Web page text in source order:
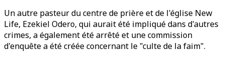
Un autre pasteur du centre de prière et de l'église New
Life, Ezekiel Odero, qui aurait été impliqué dans d'autres
crimes, a également été arrêté et une commission
d'enquête a été créée concernant le "culte de la faim".